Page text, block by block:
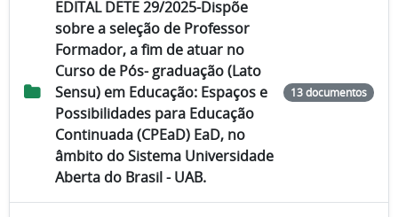
EDITAL DETE 29/2025-Dispõe
sobre a seleção de Professor
Formador, a fim de atuar no
Curso de Pós- graduação (Lato
Sensu) em Educação: Espaços e
Possibilidades para Educação
Continuada (CPEaD) EaD, no
âmbito do Sistema Universidade
Aberta do Brasil - UAB.
13 documentos